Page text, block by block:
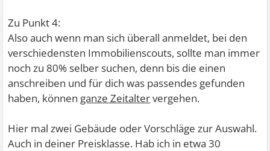
Zu Punkt 4:
Also auch wenn man sich überall anmeldet, bei den
verschiedensten Immobilienscouts, sollte man immer
noch zu 80% selber suchen, denn bis die einen
anschreiben und für dich was passendes gefunden
haben, können ganze Zeitaltervergehen.
Hier mal zwei Gebäude oder Vorschläge zur Auswahl.
Auch in deiner Preisklasse. Hab ich in etwa 30